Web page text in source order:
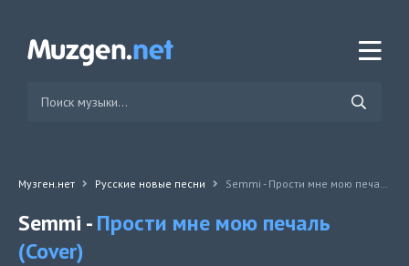
Музген.нет Русские новые песни Semmi - Прости мне мою печаль (Cover)
Semmi -Прости мне мою печаль
(Cover)